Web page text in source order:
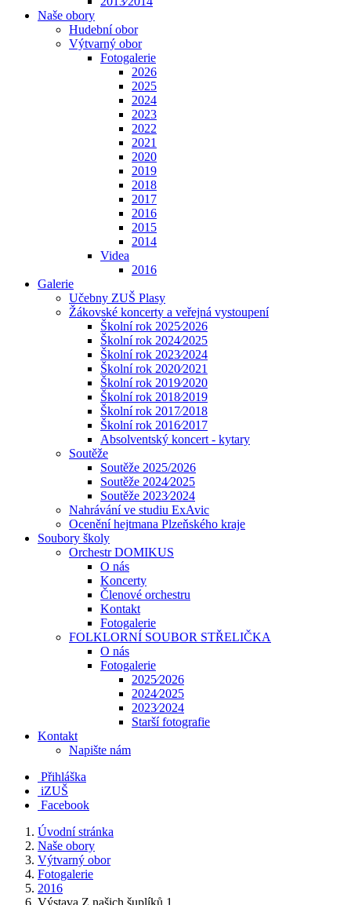
Naše obory
Hudební obor
Výtvarný obor
Fotogalerie
2026
2025
2024
2023
2022
2021
2020
2019
2018
2017
2016
2015
2014
Videa
2016
Galerie
Učebny ZUŠ Plasy
Žákovské koncerty a veřejná vystoupení
Školní rok 2025⁄2026
Školní rok 2024⁄2025
Školní rok 2023⁄2024
Školní rok 2020⁄2021
Školní rok 2019⁄2020
Školní rok 2018⁄2019
Školní rok 2017⁄2018
Školní rok 2016⁄2017
Absolventský koncert - kytary
Soutěže
Soutěže 2025/2026
Soutěže 2024⁄2025
Soutěže 2023⁄2024
Nahrávání ve studiu ExAvic
Ocenění hejtmana Plzeňského kraje
Soubory školy
Orchestr DOMIKUS
O nás
Koncerty
Členové orchestru
Kontakt
Fotogalerie
FOLKLORNÍ SOUBOR STŘELIČKA
O nás
Fotogalerie
2025⁄2026
2024⁄2025
2023⁄2024
Starší fotografie
Kontakt
Napište nám
Přihláška
iZUŠ
Facebook
Úvodní stránka
Naše obory
Výtvarný obor
Fotogalerie
2016
Výstava Z našich šuplíků 1